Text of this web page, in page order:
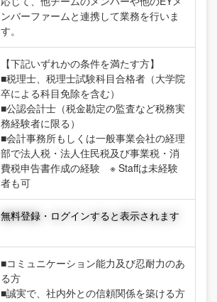
ンバーファームと連携して業務を行いま
す。
【下記いずれかの条件を満たす方】
■税理士、税理士試験科目合格者（大学院
卒による科目免除を含む）
■公認会計士（税金勘定の監査など税務実
務経験者に限る）
■会計事務所もしくは一般事業会社の経理
部で法人税・法人住民税及び事業税・消
費税申告書作成の経験 ※ Staffは未経験
者も可
無料登録・ログインすると表示されます
■コミュニケーション能力及び忍耐力のあ
る方
■誠実で、社内外との信頼関係を築ける方